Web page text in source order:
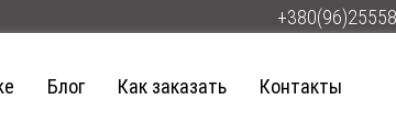
Блог Как заказать Контакты